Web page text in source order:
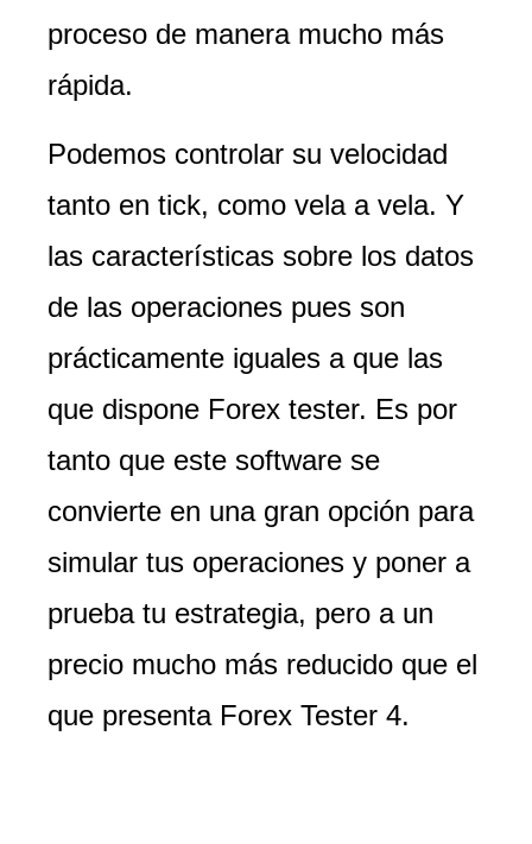
proceso de manera mucho más
rápida.
Podemos controlar su velocidad
tanto en tick, como vela a vela. Y
las características sobre los datos
de las operaciones pues son
prácticamente iguales a que las
que dispone Forex tester. Es por
tanto que este software se
convierte en una gran opción para
simular tus operaciones y poner a
prueba tu estrategia, pero a un
precio mucho más reducido que el
que presenta Forex Tester 4.